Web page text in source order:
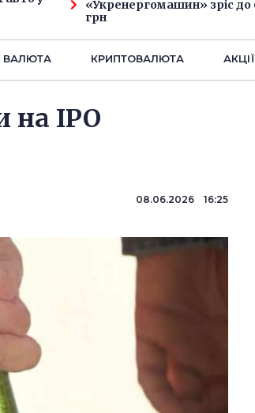
«Укренергомашин» зріс до
грн
ВАЛЮТА КРИПТОВАЛЮТА АКЦІЇ
на IPO
08.06.2026 16:25